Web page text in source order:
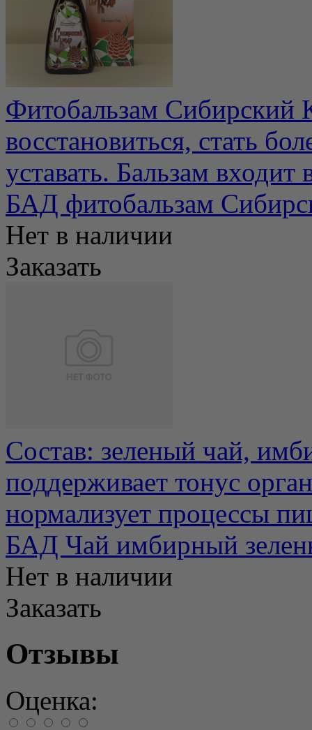
Фитобальзам Сибирский
восстановиться, стать
уставать. Бальзам
БАД фитобальзам
Нет в наличии
Заказать
Состав: зеленый чай,
поддерживает тонус
нормализует процессы
БАД Чай имбирный
Нет в наличии
Заказать
Отзывы
Оценка: